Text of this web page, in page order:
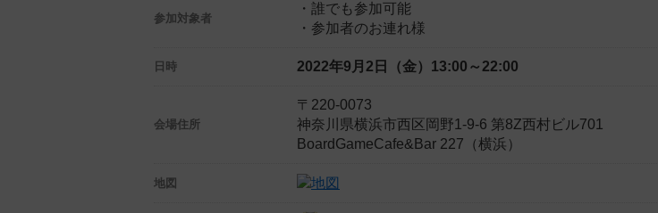
参加対象者
・誰でも参加可能
・参加者のお連れ様
日時 2022年9月2日（金） 13:00～22:00
会場住所
〒220-0073
神奈川県横浜市西区岡野1-9-6 第8Z西村ビル701
BoardGameCafe&Bar 227（横浜）
地図